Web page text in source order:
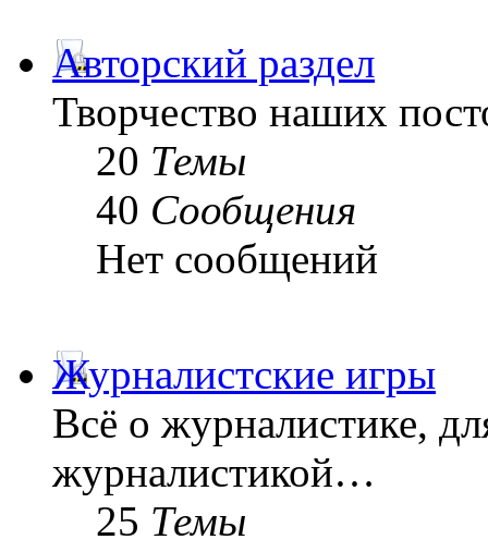
Авторский раздел
Творчество наших
20 Темы
40 Сообщения
Нет сообщений
Журналистские игры
Всё о журналистике,
журналистикой…
25 Темы